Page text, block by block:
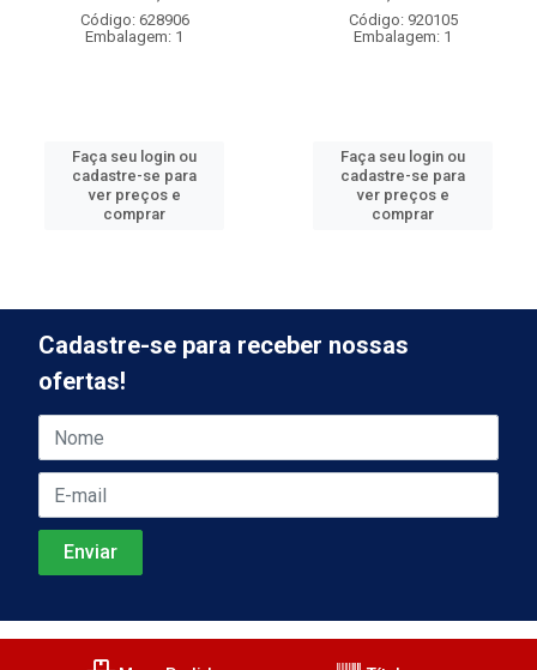
Código: 628906
Embalagem: 1
Faça seu login ou
cadastre-se para
ver preços e
comprar
Código: 920105
Embalagem: 1
Faça seu login ou
cadastre-se para
ver preços e
comprar
Cadastre-se para receber nossas
ofertas!